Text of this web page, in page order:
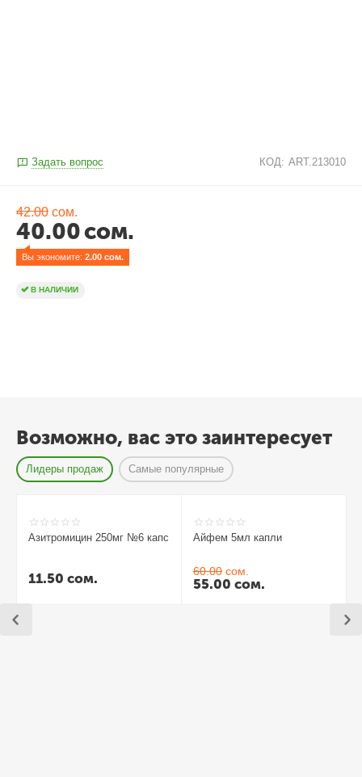
Задать вопрос КОД: ART.213010
42.00 сом.
40.00сом.
Вы экономите: 2.00 сом.
В НАЛИЧИИ
Возможно, вас это заинтересует
Лидеры продаж Самые популярные
Азитромицин 250мг №6 капс
11.50 сом.
Айфем 5мл капли
60.00 сом.
55.00 сом.